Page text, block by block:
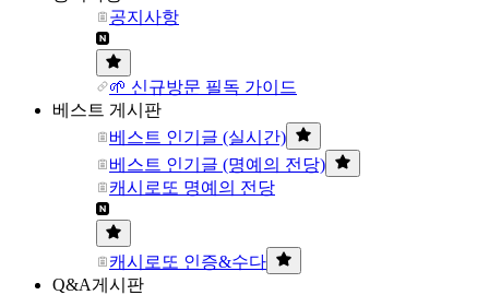
공지사항
🌱 신규방문 필독 가이드
베스트 게시판
베스트 인기글 (실시간)
베스트 인기글 (명예의 전당)
캐시로또 명예의 전당
캐시로또 인증&수다
Q&A게시판